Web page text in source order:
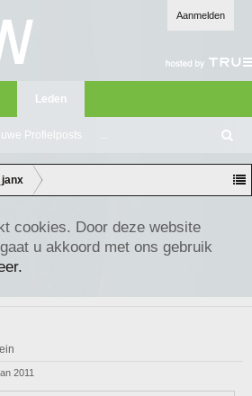
Aanmelden
Leden
Profielposts ...
oe
ke
n
cookies. Door deze website
u akkoord met ons gebruik
2011